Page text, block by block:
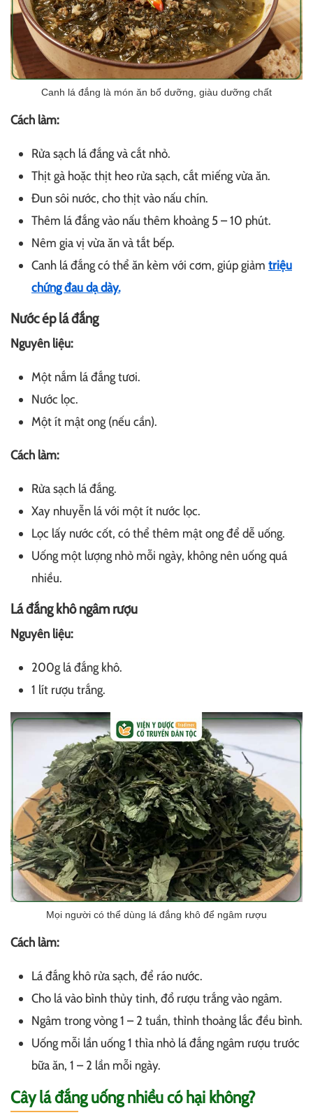
Canh lá đắng là món ăn bổ dưỡng, giàu dưỡng chất
Cách làm:
Rửa sạch lá đắng và cắt nhỏ.
Thịt gà hoặc thịt heo rửa sạch, cắt miếng vừa ăn.
Đun sôi nước, cho thịt vào nấu chín.
Thêm lá đắng vào nấu thêm khoảng 5 – 10 phút.
Nêm gia vị vừa ăn và tắt bếp.
Canh lá đắng có thể ăn kèm với cơm, giúp giảm triệu
chứng đau dạ dày.
Nước ép lá đắng
Nguyên liệu:
Một nắm lá đắng tươi.
Nước lọc.
Một ít mật ong (nếu cần).
Cách làm:
Rửa sạch lá đắng.
Xay nhuyễn lá với một ít nước lọc.
Lọc lấy nước cốt, có thể thêm mật ong để dễ uống.
Uống một lượng nhỏ mỗi ngày, không nên uống quá
nhiều.
Lá đắng khô ngâm rượu
Nguyên liệu:
200g lá đắng khô.
1 lít rượu trắng.
Mọi người có thể dùng lá đắng khô để ngâm rượu
Cách làm:
Lá đắng khô rửa sạch, để ráo nước.
Cho lá vào bình thủy tinh, đổ rượu trắng vào ngâm.
Ngâm trong vòng 1 – 2 tuần, thỉnh thoảng lắc đều bình.
Uống mỗi lần uống 1 thìa nhỏ lá đắng ngâm rượu trước
bữa ăn, 1 – 2 lần mỗi ngày.
Cây lá đắng uống nhiều có hại không?